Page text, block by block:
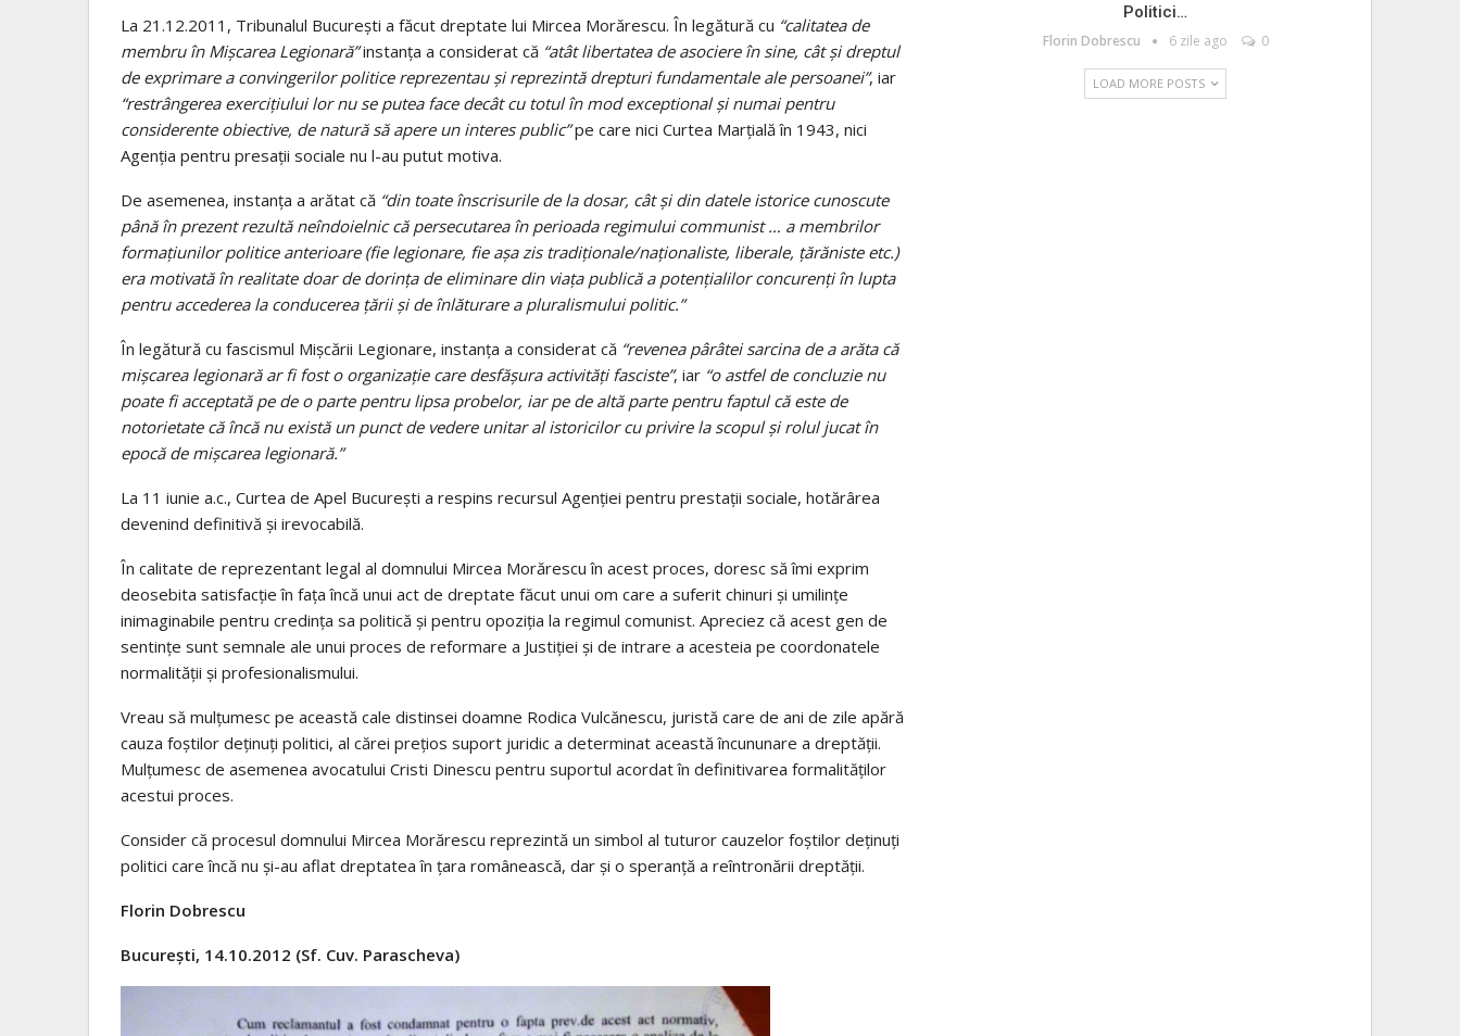
La 21.12.2011, Tribunalul București a făcut dreptate lui Mircea Morărescu. În legătură cu “calitatea de
membru în Mișcarea Legionară”instanța a considerat că “atât libertatea de asociere în sine, cât și dreptul
de exprimare a convingerilor politice reprezentau și reprezintă drepturi fundamentale ale persoanei”, iar
“restrângerea exercițiului lor nu se putea face decât cu totul în mod exceptional și numai pentru
considerente obiective, de natură să apere un interes public”pe care nici Curtea Marțială în 1943, nici
Agenția pentru presații sociale nu l-au putut motiva.
De asemenea, instanța a arătat că “din toate înscrisurile de la dosar, cât și din datele istorice cunoscute
până în prezent rezultă neîndoielnic că persecutarea în perioada regimului communist … a membrilor
formațiunilor politice anterioare (fie legionare, fie așa zis tradiționale/naționaliste, liberale, țărăniste etc.)
era motivată în realitate doar de dorința de eliminare din viața publică a potențialilor concurenți în lupta
pentru accederea la conducerea țării și de înlăturare a pluralismului politic.”
În legătură cu fascismul Mișcării Legionare, instanța a considerat că “revenea pârâtei sarcina de a arăta că
mișcarea legionară ar fi fost o organizație care desfășura activități fasciste”, iar “o astfel de concluzie nu
poate fi acceptată pe de o parte pentru lipsa probelor, iar pe de altă parte pentru faptul că este de
notorietate că încă nu există un punct de vedere unitar al istoricilor cu privire la scopul și rolul jucat în
epocă de mișcarea legionară.”
La 11 iunie a.c., Curtea de Apel București a respins recursul Agenției pentru prestații sociale, hotărârea
devenind definitivă și irevocabilă.
În calitate de reprezentant legal al domnului Mircea Morărescu în acest proces, doresc să îmi exprim
deosebita satisfacție în fața încă unui act de dreptate făcut unui om care a suferit chinuri și umilințe
inimaginabile pentru credința sa politică și pentru opoziția la regimul comunist. Apreciez că acest gen de
sentințe sunt semnale ale unui proces de reformare a Justiției și de intrare a acesteia pe coordonatele
normalității și profesionalismului.
Vreau să mulțumesc pe această cale distinsei doamne Rodica Vulcănescu, juristă care de ani de zile apără
cauza foștilor deținuți politici, al cărei prețios suport juridic a determinat această încununare a dreptății.
Mulțumesc de asemenea avocatului Cristi Dinescu pentru suportul acordat în definitivarea formalităților
acestui proces.
Consider că procesul domnului Mircea Morărescu reprezintă un simbol al tuturor cauzelor foștilor deținuți
politici care încă nu și-au aflat dreptatea în țara românească, dar și o speranță a reîntronării dreptății.
Florin Dobrescu
București, 14.10.2012 (Sf. Cuv. Parascheva)
Politici…
Florin Dobrescu 6 zile ago 0
LOAD MORE POSTS